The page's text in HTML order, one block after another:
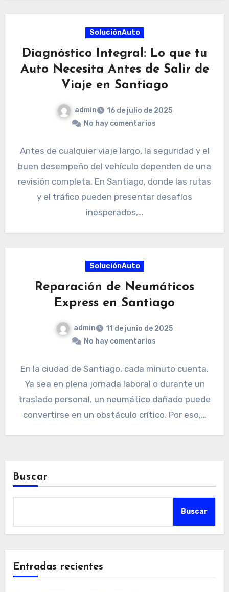
SoluciónAuto
Diagnóstico Integral: Lo que tu
Auto Necesita Antes de Salir de
Viaje en Santiago
admin
16 de julio de 2025
No hay comentarios
Antes de cualquier viaje largo, la seguridad y el
buen desempeño del vehículo dependen de una
revisión completa. En Santiago, donde las rutas
y el tráfico pueden presentar desafíos
inesperados,…
SoluciónAuto
Reparación de Neumáticos
Express en Santiago
admin
11 de junio de 2025
No hay comentarios
En la ciudad de Santiago, cada minuto cuenta.
Ya sea en plena jornada laboral o durante un
traslado personal, un neumático dañado puede
convertirse en un obstáculo crítico. Por eso,…
Buscar
Buscar
Entradas recientes